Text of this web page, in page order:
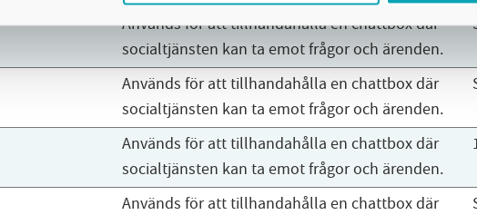
Används för att tillhandahålla en chattbox där
socialtjänsten kan ta emot frågor och ärenden.
Används för att tillhandahålla en chattbox där
socialtjänsten kan ta emot frågor och ärenden.
Används för att tillhandahålla en chattbox där
socialtjänsten kan ta emot frågor och ärenden.
Används för att tillhandahålla en chattbox där